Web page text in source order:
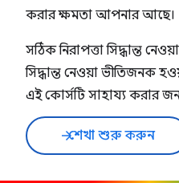
করার ক্ষমতা আপনার আছে।
সঠিক নিরাপত্তা সিদ্ধান্ত
সিদ্ধান্ত নেওয়া ভীতিজনক
এই কোর্সটি সাহায্য করার
arrow_forward
শেখা শুরু করুন